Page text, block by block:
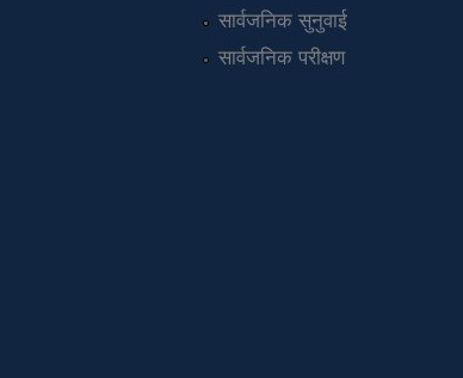
सार्वजनिक सुनुवाई
सार्वजनिक परीक्षण